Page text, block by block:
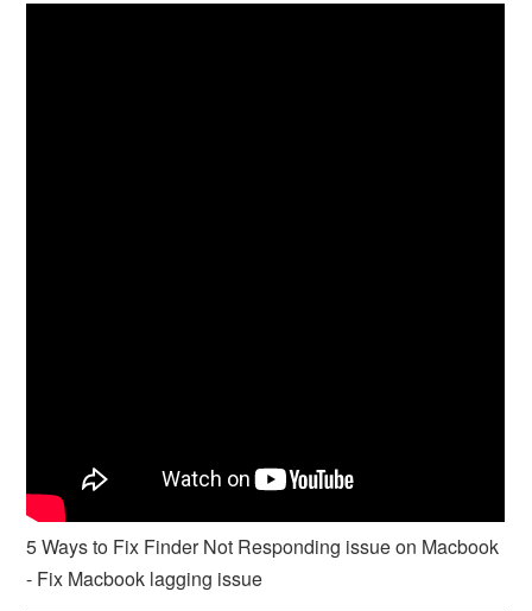
5 Ways to Fix Finder Not Responding issue on Macbook
- Fix Macbook lagging issue